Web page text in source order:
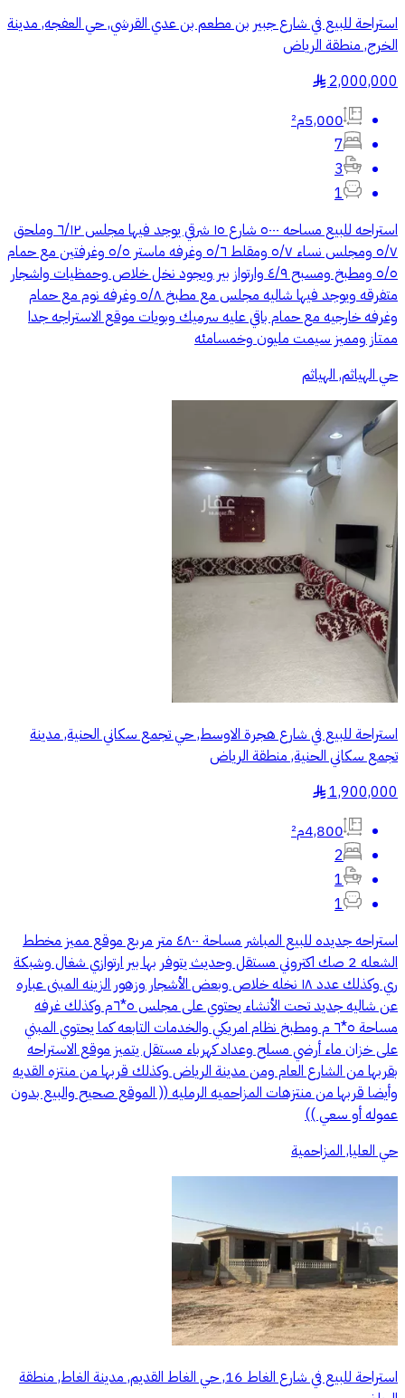
استراحة للبيع في شارع جبير بن مطعم بن عدي القرشي, حي العفجه, مدينة
الخرج, منطقة الرياض
2,000,000
§
5,000م²
7
3
1
استراحه للبيع مساحه ٥٠٠٠ شارع ١٥ شرقي يوجد فيها مجلس ٦/١٢ وملحق
٥/٧ ومجلس نساء ٥/٧ ومقلط ٥/٦ وغرفه ماستر ٥/٥ وغرفتين مع حمام
٥/٥ ومطبخ ومسبح ٤/٩ وارتواز بير ويجود نخل خلاص وحمظيات واشجار
متفرقه ويوجد فيها شاليه مجلس مع مطبخ ٥/٨ وغرفه نوم مع حمام
وغرفه خارجيه مع حمام باقي عليه سرميك وبويات موقع الاستراجه جدا
ممتاز ومميز سيمت مليون وخمسامئه
حي الهياثم, الهياثم
استراحة للبيع في شارع هجرة الاوسط, حي تجمع سكاني الحنية, مدينة
تجمع سكاني الحنية, منطقة الرياض
1,900,000
§
4,800م²
2
1
1
استراحه جديده للبيع المباشر مساحة ٤٨٠٠ متر مربع موقع مميز مخطط
الشعله 2 صك اكتروني مستقل وحديث يتوفر بها بير ارتوازي شغال وشبكة
ري وكذلك عدد ١٨ نخله خلاص وبعض الأشجار وزهور الزينه المبنى عباره
عن شاليه جديد تحت الأنشاء يحتوي على مجلس ٥*٦م وكذلك غرفه
مساحة ٥*٦ م ومطبخ نظام امريكي والخدمات التابعه كما يحتوي المبني
على خزان ماء أرضي مسلح وعداد كهرباء مستقل يتميز موقع الاستراحه
بقربها من الشارع العام ومن مدينة الرياض وكذلك قربها من منتزه القديه
وأيضا قربها من منتزهات المزاحميه الرمليه (( الموقع صحيح والبيع بدون
عموله أو سعي ))
حي العليا, المزاحمية
استراحة للبيع في شارع الغاط 16, حي الغاط القديم, مدينة الغاط, منطقة